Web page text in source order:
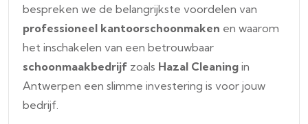
bespreken we de belangrijkste voordelen van
professioneel kantoorschoonmaken en waarom
het inschakelen van een betrouwbaar
schoonmaakbedrijf zoals Hazal Cleaning in
Antwerpen een slimme investering is voor jouw
bedrijf.